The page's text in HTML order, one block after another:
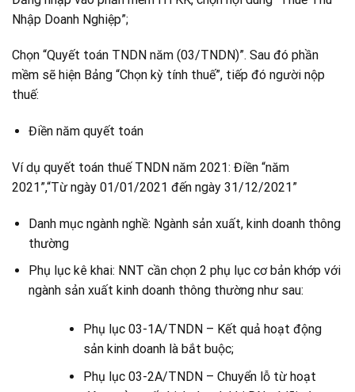
Nhập Doanh Nghiệp”;
Chọn “Quyết toán TNDN năm (03/TNDN)”. Sau đó phần
mềm sẽ hiện Bảng “Chọn kỳ tính thuế”, tiếp đó người nộp
thuế:
Điền năm quyết toán
Ví dụ quyết toán thuế TNDN năm 2021: Điền “năm
2021”,“Từ ngày 01/01/2021 đến ngày 31/12/2021”
Danh mục ngành nghề: Ngành sản xuất, kinh doanh thông
thường
Phụ lục kê khai: NNT cần chọn 2 phụ lục cơ bản khớp với
ngành sản xuất kinh doanh thông thường như sau:
Phụ lục 03-1A/TNDN – Kết quả hoạt động
sản kinh doanh là bắt buộc;
Phụ lục 03-2A/TNDN – Chuyển lỗ từ hoạt